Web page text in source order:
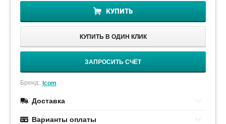
КУПИТЬ
КУПИТЬ В ОДИН КЛИК
ЗАПРОСИТЬ СЧЁТ
Бренд: Icom
Доставка
Варианты оплаты